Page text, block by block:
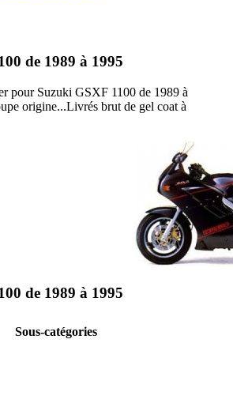
de 1989 à 1995
pour Suzuki GSXF 1100 de 1989 à
origine...Livrés brut de gel coat à
de 1989 à 1995
Sous-catégories